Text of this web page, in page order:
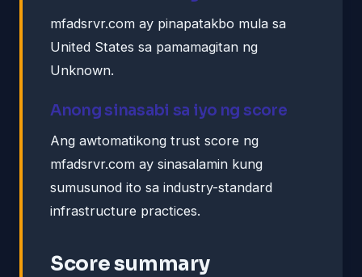
mfadsrvr.com ay pinapatakbo mula sa
United States sa pamamagitan ng
Unknown.
Anong sinasabi sa iyo ng score
Ang awtomatikong trust score ng
mfadsrvr.com ay sinasalamin kung
sumusunod ito sa industry-standard
infrastructure practices.
Score summary